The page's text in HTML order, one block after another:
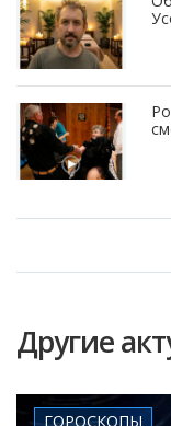
Другие
ГОРОСКОПЫ